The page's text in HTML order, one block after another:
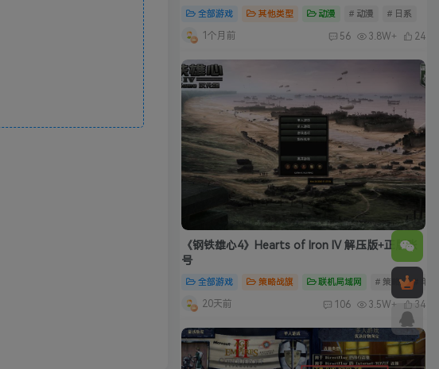
全部游戏 其他类型 动漫 # 动漫 # 日系
1个月前 56 3.8W+ 24
《钢铁雄心4》Hearts of Iron IV 解压版+正版账
号
全部游戏 策略战旗 联机局域网 # 策略 # 单
20天前 106 3.5W+ 34